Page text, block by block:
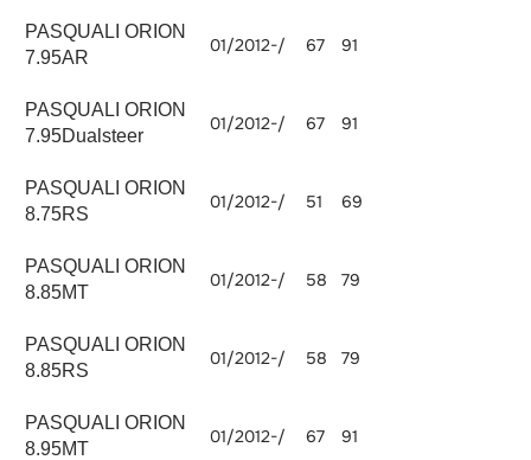
PASQUALI ORION
7.95AR
01/2012-/ 67 91
PASQUALI ORION
7.95Dualsteer
01/2012-/ 67 91
PASQUALI ORION
8.75RS
01/2012-/ 51 69
PASQUALI ORION
8.85MT
01/2012-/ 58 79
PASQUALI ORION
8.85RS
01/2012-/ 58 79
PASQUALI ORION
8.95MT
01/2012-/ 67 91